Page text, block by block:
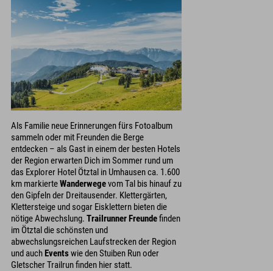
Als Familie neue Erinnerungen fürs Fotoalbum
sammeln oder mit Freunden die Berge
entdecken – als Gast in einem der besten Hotels
der Region erwarten Dich im Sommer rund um
das Explorer Hotel Ötztal in Umhausen ca. 1.600
km markierteWanderwegevom Tal bis hinauf zu
den Gipfeln der Dreitausender. Klettergärten,
Klettersteige und sogar Eisklettern bieten die
nötige Abwechslung. Trailrunner Freundefinden
im Ötztal die schönsten und
abwechslungsreichen Laufstrecken der Region
und auchEventswie den Stuiben Run oder
Gletscher Trailrun finden hier statt.